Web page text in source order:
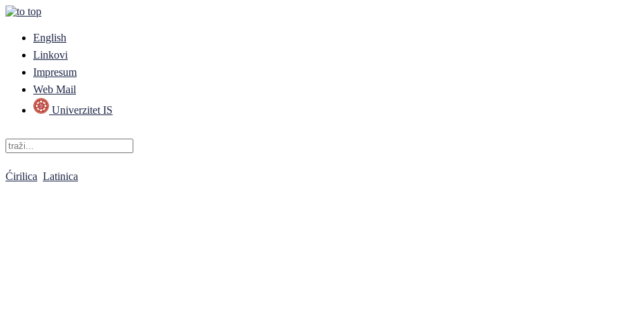
English
Linkovi
Impresum
Web Mail
Univerzitet IS
Ćirilica Latinica